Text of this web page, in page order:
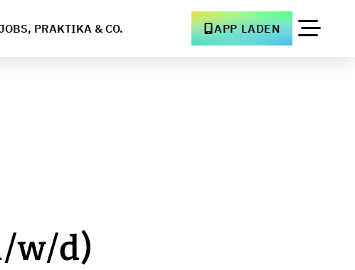
PRAKTIKA & CO. APP LADEN
w/d)